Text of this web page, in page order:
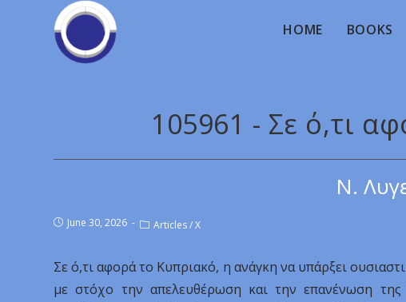
HOME BOOKS
105961 - Σε ό,τι
Ν.
June 30, 2026 Articles/X
Σε ό,τι αφορά το Κυπριακό, η ανάγκη να υπάρξει
με στόχο την απελευθέρωση και την επανένωση